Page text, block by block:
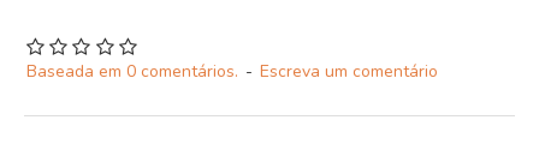
Baseada em 0 comentários. - Escreva um comentário